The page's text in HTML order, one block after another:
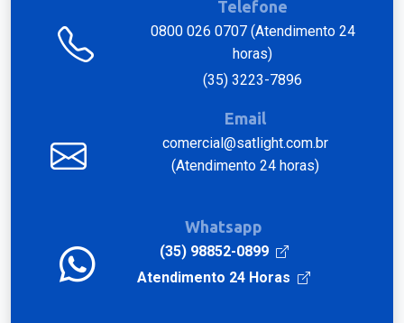
Telefone
0800 026 0707 (Atendimento 24
horas)
(35) 3223-7896
Email
comercial@satlight.com.br
(Atendimento 24 horas)
Whatsapp
(35) 98852-0899
Atendimento 24 Horas